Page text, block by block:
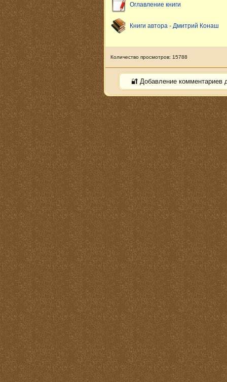
Оглавление книги
Книги автора - Дмитрий Конаш
Количество просмотров: 15788
🔐 Добавление комментариев